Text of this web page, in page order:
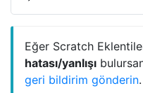
Eğer Scratch
hatası/yanlışı
geri bildirim gönderin.